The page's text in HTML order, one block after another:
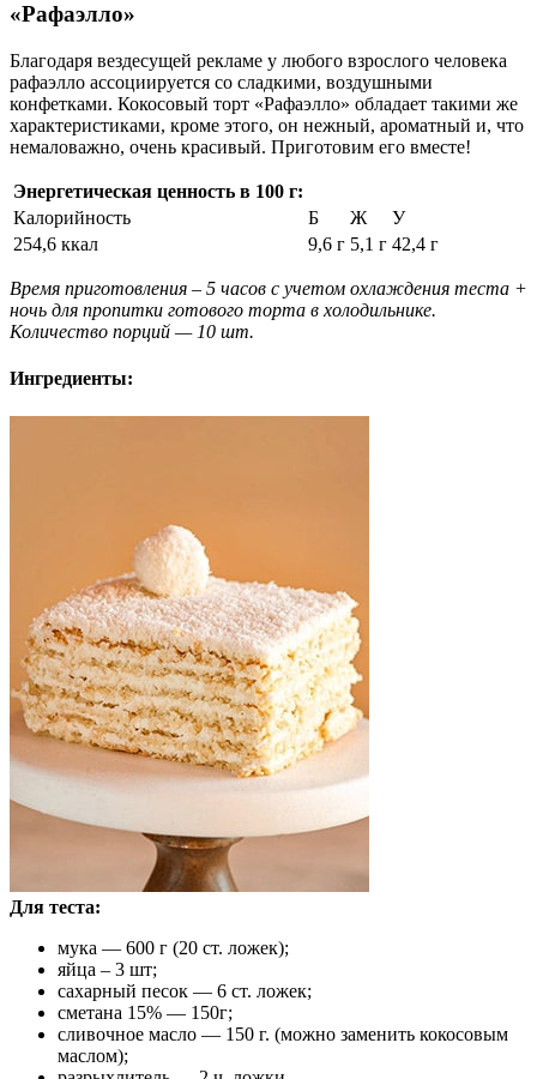
«Рафаэлло»
Благодаря вездесущей рекламе у любого взрослого человека
рафаэлло ассоциируется со сладкими, воздушными
конфетками. Кокосовый торт «Рафаэлло» обладает такими же
характеристиками, кроме этого, он нежный, ароматный и, что
немаловажно, очень красивый. Приготовим его вместе!
Энергетическая ценность в 100 г:
Калорийность
Б Ж
У
254,6 ккал
9,6 г 5,1 г 42,4 г
Время приготовления – 5 часов с учетом охлаждения теста +
ночь для пропитки готового торта в холодильнике.
Количество порций — 10 шт.
Ингредиенты:
Для теста:
мука — 600 г (20 ст. ложек);
яйца – 3 шт;
сахарный песок — 6 ст. ложек;
сметана 15% — 150г;
сливочное масло — 150 г. (можно заменить кокосовым
маслом);